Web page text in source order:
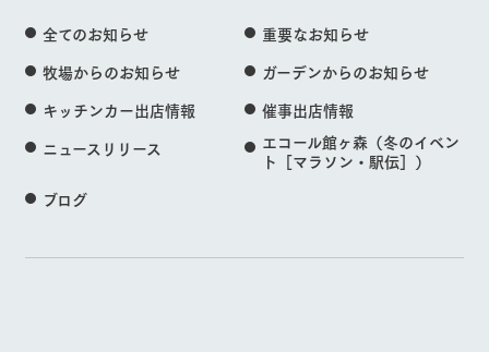
全てのお知らせ
重要なお知らせ
牧場からのお知らせ
ガーデンからのお知らせ
キッチンカー出店情報
催事出店情報
ニュースリリース
エコール館ヶ森（冬のイベン
ト［マラソン・駅伝］）
ブログ